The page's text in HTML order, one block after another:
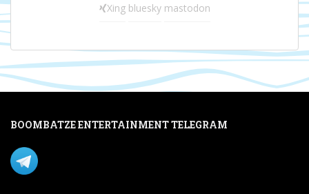
Xing bluesky mastodon
BOOMBATZE ENTERTAINMENT TELEGRAM